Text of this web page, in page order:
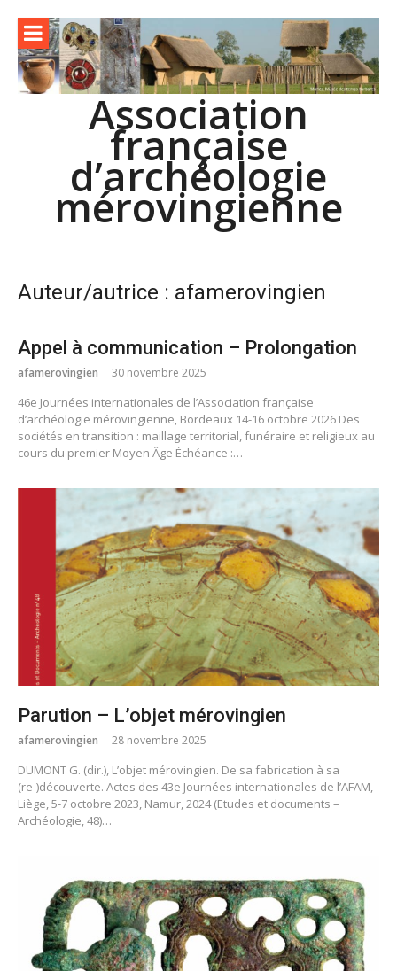
contenu
Association
française
d’archéologie
mérovingienne
Auteur/autrice : afamerovingien
Appel à communication – Prolongation
afamerovingien 30 novembre 2025
46e Journées internationales de l’Association française
d’archéologie mérovingienne, Bordeaux 14-16 octobre 2026 Des
sociétés en transition : maillage territorial, funéraire et religieux au
cours du premier Moyen Âge Échéance :…
Parution – L’objet mérovingien
afamerovingien 28 novembre 2025
DUMONT G. (dir.), L’objet mérovingien. De sa fabrication à sa
(re-)découverte. Actes des 43e Journées internationales de l’AFAM,
Liège, 5-7 octobre 2023, Namur, 2024 (Etudes et documents –
Archéologie, 48)…